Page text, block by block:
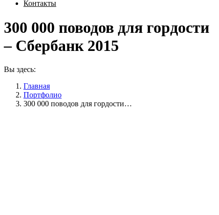
Контакты
300 000 поводов для гордости
– Сбербанк 2015
Вы здесь:
Главная
Портфолио
300 000 поводов для гордости…